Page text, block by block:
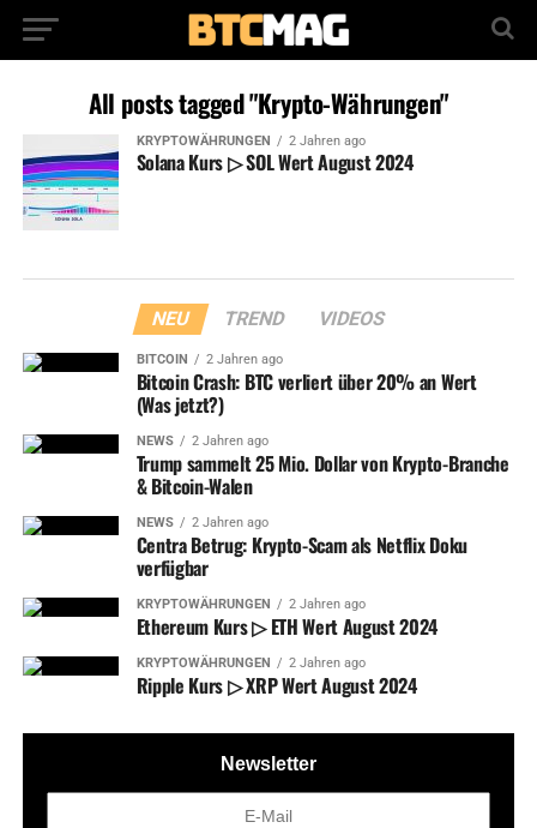
All posts tagged "Krypto-Währungen"
KRYPTOWÄHRUNGEN 2 Jahren ago
Solana Kurs ▷ SOL Wert August 2024
NEU TREND VIDEOS
BITCOIN 2 Jahren ago
Bitcoin Crash: BTC verliert über 20% an Wert
(Was jetzt?)
NEWS 2 Jahren ago
Trump sammelt 25 Mio. Dollar von Krypto-Branche
& Bitcoin-Walen
NEWS 2 Jahren ago
Centra Betrug: Krypto-Scam als Netflix Doku
verfügbar
KRYPTOWÄHRUNGEN 2 Jahren ago
Ethereum Kurs ▷ ETH Wert August 2024
KRYPTOWÄHRUNGEN 2 Jahren ago
Ripple Kurs ▷ XRP Wert August 2024
Newsletter